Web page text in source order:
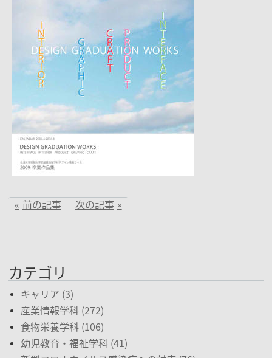
前の記事 次の記事
カテゴリ
キャリア (3)
産業情報学科 (272)
食物栄養学科 (106)
幼児教育・福祉学科 (41)